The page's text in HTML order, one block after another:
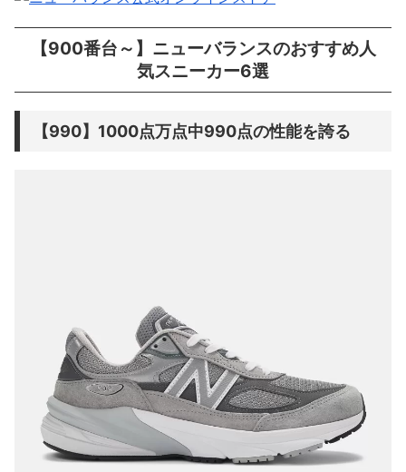
【900番台～】ニューバランスのおすすめ人
気スニーカー6選
【990】1000点万点中990点の性能を誇る